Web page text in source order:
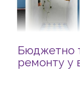
Бюджетно
ремонту у